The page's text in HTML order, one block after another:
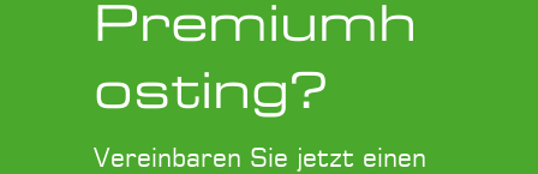
Premiumh
osting?
Vereinbaren Sie jetzt einen